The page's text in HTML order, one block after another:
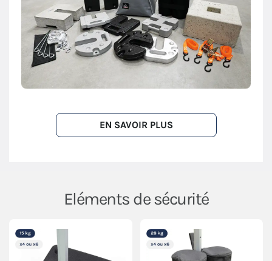
EN SAVOIR PLUS
Eléments de sécurité